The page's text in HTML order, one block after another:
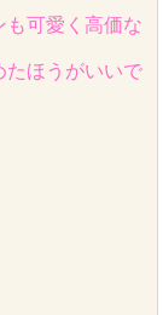
も可愛く高価な
たほうがいいで